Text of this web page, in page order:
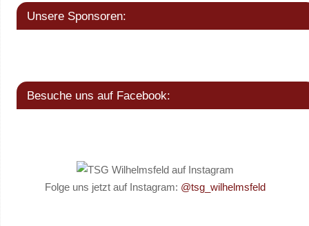
Unsere Sponsoren:
Besuche uns auf Facebook:
Folge uns jetzt auf Instagram: @tsg_wilhelmsfeld